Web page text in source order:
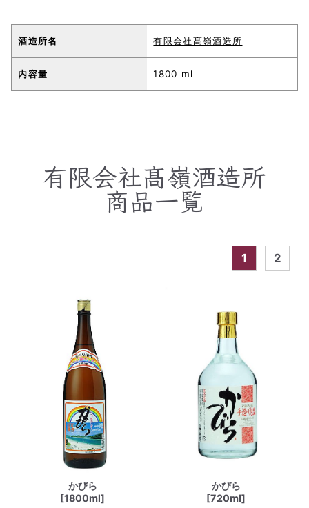
酒造所名 有限会社髙嶺酒造所
内容量 1800 ml
有限会社髙嶺酒造所
商品一覧
1 2
かびら
[1800ml]
かびら
[720ml]